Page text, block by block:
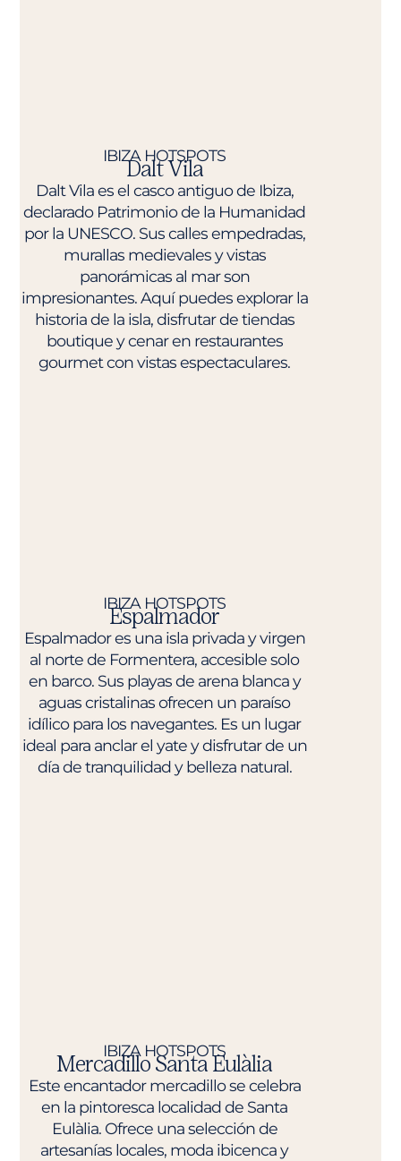
IBIZA HOTSPOTS
Dalt Vila
Dalt Vila es el casco antiguo de Ibiza,
declarado Patrimonio de la Humanidad
por la UNESCO. Sus calles empedradas,
murallas medievales y vistas
panorámicas al mar son
impresionantes. Aquí puedes explorar la
historia de la isla, disfrutar de tiendas
boutique y cenar en restaurantes
gourmet con vistas espectaculares.
IBIZA HOTSPOTS
Espalmador
Espalmador es una isla privada y virgen
al norte de Formentera, accesible solo
en barco. Sus playas de arena blanca y
aguas cristalinas ofrecen un paraíso
idílico para los navegantes. Es un lugar
ideal para anclar el yate y disfrutar de un
día de tranquilidad y belleza natural.
IBIZA HOTSPOTS
Mercadillo Santa Eulàlia
Este encantador mercadillo se celebra
en la pintoresca localidad de Santa
Eulàlia. Ofrece una selección de
artesanías locales, moda ibicenca y